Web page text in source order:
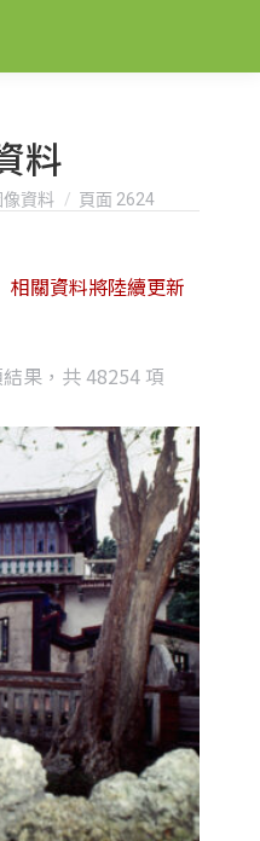
料
像資料 頁面 2624
果，共 48254 項
latest
關資料將陸續更新